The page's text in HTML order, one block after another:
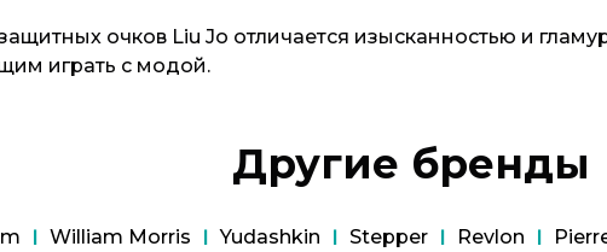
очков Liu Jo отличается изысканностью и
играть с модой.
Другие бренды
William Morris Yudashkin Stepper Revlon